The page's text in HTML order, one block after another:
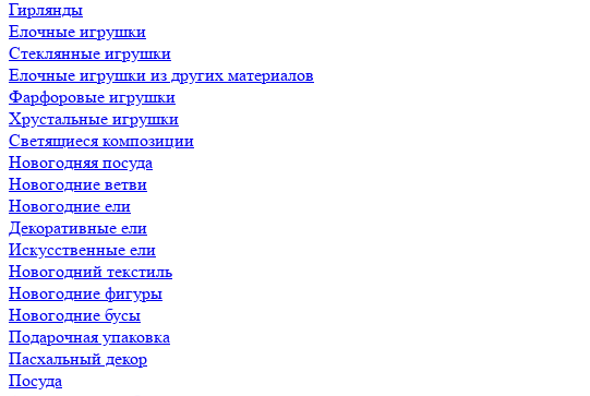
Гирлянды
Елочные игрушки
Стеклянные игрушки
Елочные игрушки из других материалов
Фарфоровые игрушки
Хрустальные игрушки
Светящиеся композиции
Новогодняя посуда
Новогодние ветви
Новогодние ели
Декоративные ели
Искусственные ели
Новогодний текстиль
Новогодние фигуры
Новогодние бусы
Подарочная упаковка
Пасхальный декор
Посуда